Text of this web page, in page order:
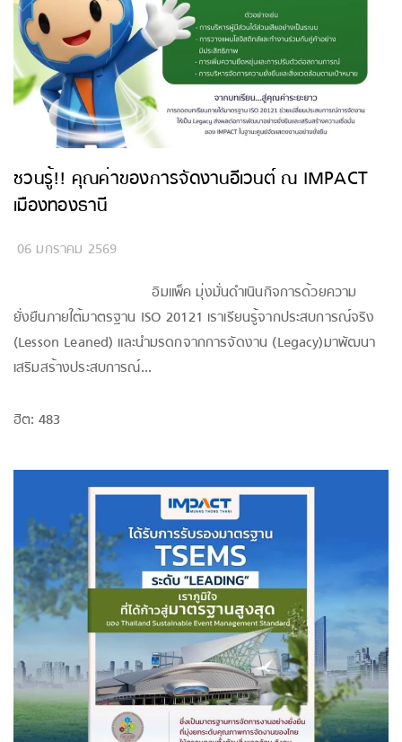
ชวนรู้!! คุณค่าของการจัดงานอีเวนต์ ณ IMPACT
เมืองทองธานี
06 มกราคม 2569
อิมแพ็ค มุ่งมั่นดำเนินกิจการด้วยความ
ยั่งยืนภายใต้มาตรฐาน ISO 20121 เราเรียนรู้จากประสบการณ์จริง
(Lesson Leaned) และนำมรดกจากการจัดงาน (Legacy)มาพัฒนา
เสริมสร้างประสบการณ์...
ฮิต: 483